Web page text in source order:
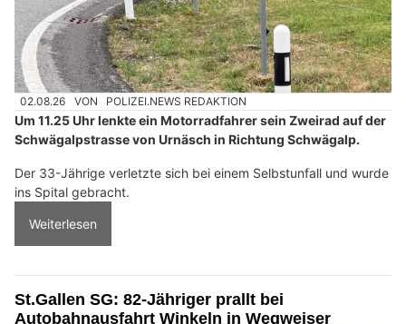
02.08.26 VON POLIZEI.NEWS REDAKTION
Um 11.25 Uhr lenkte ein Motorradfahrer sein Zweirad auf der
Schwägalpstrasse von Urnäsch in Richtung Schwägalp.
Der 33-Jährige verletzte sich bei einem Selbstunfall und wurde
ins Spital gebracht.
Weiterlesen
St.Gallen SG: 82-Jähriger prallt bei
Autobahnausfahrt Winkeln in Wegweiser